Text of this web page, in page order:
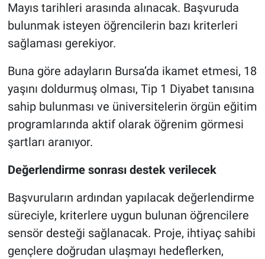
Mayıs tarihleri arasında alınacak. Başvuruda
bulunmak isteyen öğrencilerin bazı kriterleri
sağlaması gerekiyor.
Buna göre adayların Bursa’da ikamet etmesi, 18
yaşını doldurmuş olması, Tip 1 Diyabet tanısına
sahip bulunması ve üniversitelerin örgün eğitim
programlarında aktif olarak öğrenim görmesi
şartları aranıyor.
Değerlendirme sonrası destek verilecek
Başvuruların ardından yapılacak değerlendirme
süreciyle, kriterlere uygun bulunan öğrencilere
sensör desteği sağlanacak. Proje, ihtiyaç sahibi
gençlere doğrudan ulaşmayı hedeflerken,